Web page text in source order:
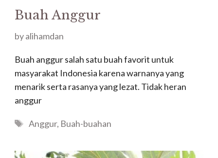
Buah Anggur
byalihamdan
Buah anggur salah satu buah favorit untuk
masyarakat Indonesia karena warnanya yang
menarik serta rasanya yang lezat. Tidak heran
anggur
Tags
Anggur, Buah-buahan